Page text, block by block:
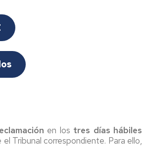
en los tres días hábiles
Tribunal correspondiente. Para ello,